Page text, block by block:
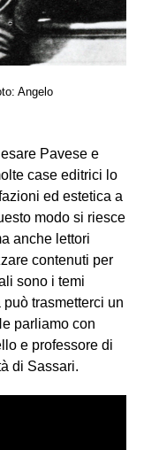
Angelo
Pavese e
case editrici lo
ed estetica a
modo si riesce
anche lettori
contenuti per
sono i temi
trasmetterci un
parliamo con
e professore di
di Sassari.